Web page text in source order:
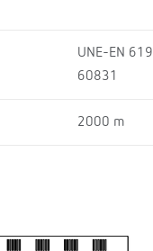
UNE-EN
60831
2000 m